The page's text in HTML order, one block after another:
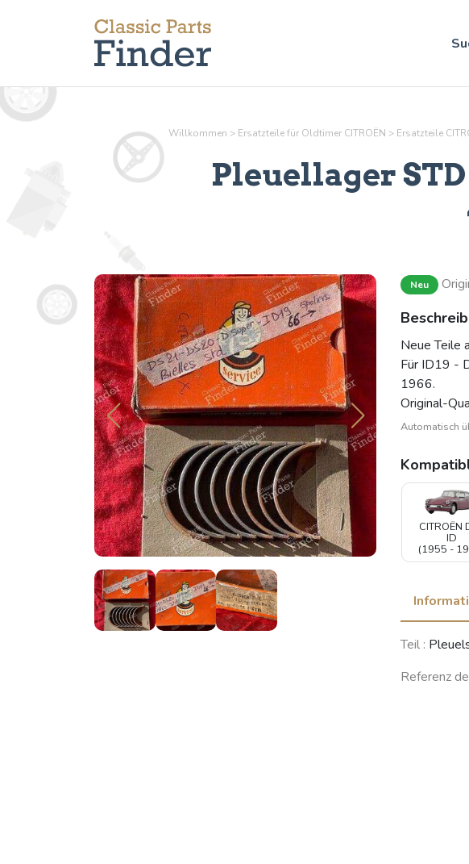
Willkommen > Ersatzteile für Oldtimer CITROËN > Ersatzteile
Pleuellager STD
Neu
Neue Teile
Für ID19 -
1966.
Original-
Automatisch
CITROËN
ID
(1955 -
Teil :
Referenz